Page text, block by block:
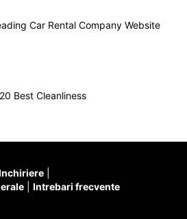
Car Rental Company Website
Best Cleanliness
Intrebari frecvente